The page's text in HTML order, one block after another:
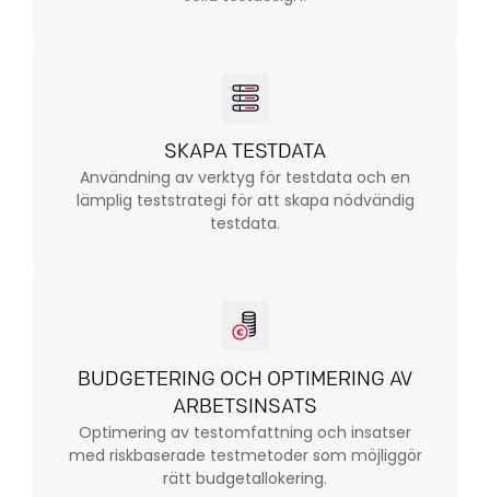
SKAPA TESTDATA
Användning av verktyg för testdata och en
lämplig teststrategi för att skapa nödvändig
testdata.
BUDGETERING OCH OPTIMERING AV
ARBETSINSATS
Optimering av testomfattning och insatser
med riskbaserade testmetoder som möjliggör
rätt budgetallokering.